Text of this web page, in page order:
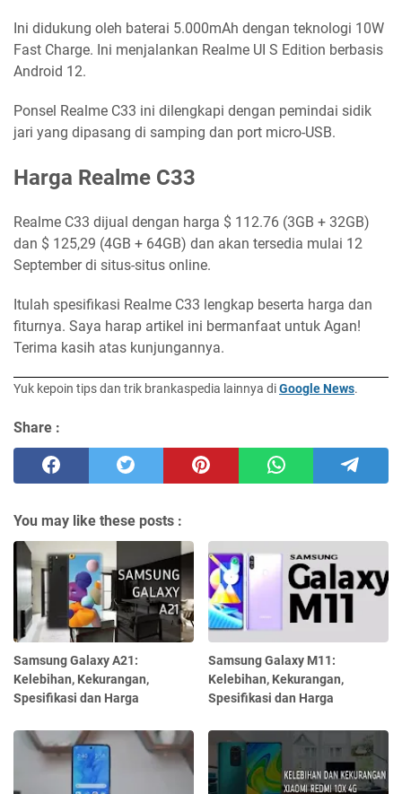
Ini didukung oleh baterai 5.000mAh dengan teknologi 10W
Fast Charge. Ini menjalankan Realme UI S Edition berbasis
Android 12.
Ponsel Realme C33 ini dilengkapi dengan pemindai sidik
jari yang dipasang di samping dan port micro-USB.
Harga Realme C33
Realme C33 dijual dengan harga $ 112.76 (3GB + 32GB)
dan $ 125,29 (4GB + 64GB) dan akan tersedia mulai 12
September di situs-situs online.
Itulah spesifikasi Realme C33 lengkap beserta harga dan
fiturnya. Saya harap artikel ini bermanfaat untuk Agan!
Terima kasih atas kunjungannya.
Yuk kepoin tips dan trik brankaspedia lainnya diGoogle News.
Share :
You may like these posts :
Samsung Galaxy A21:
Kelebihan, Kekurangan,
Spesifikasi dan Harga
Samsung Galaxy M11:
Kelebihan, Kekurangan,
Spesifikasi dan Harga